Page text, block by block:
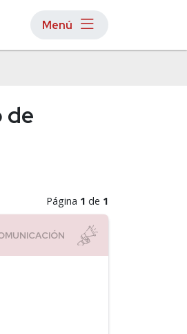
Menú
de
Página 1 de 1